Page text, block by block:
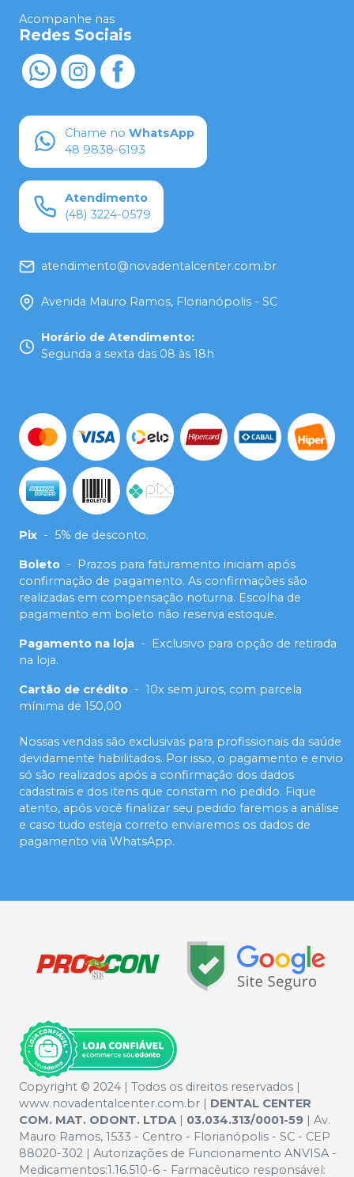
Acompanhe nas
Redes Sociais
Chame no WhatsApp
48 9838-6193
Atendimento
(48) 3224-0579
atendimento@novadentalcenter.com.br
Avenida Mauro Ramos, Florianópolis - SC
Horário de Atendimento:
Segunda a sexta das 08 às 18h
Pix - 5% de desconto.
Boleto -
Prazos para faturamento iniciam após
confirmação de pagamento. As confirmações são
realizadas em compensação noturna. Escolha de
pagamento em boleto não reserva estoque.
Pagamento na loja -
Exclusivo para opção de retirada
na loja.
Cartão de crédito - 10x sem juros, com parcela
mínima de 150,00
Nossas vendas são exclusivas para profissionais da saúde
devidamente habilitados. Por isso, o pagamento e envio
só são realizados após a confirmação dos dados
cadastrais e dos itens que constam no pedido. Fique
atento, após você finalizar seu pedido faremos a análise
e caso tudo esteja correto enviaremos os dados de
pagamento via WhatsApp.
Copyright © 2024 | Todos os direitos reservados |
www.novadentalcenter.com.br | DENTAL CENTER
COM. MAT. ODONT. LTDA | 03.034.313/0001-59 | Av.
Mauro Ramos, 1533 - Centro - Florianópolis - SC - CEP
88020-302 | Autorizações de Funcionamento ANVISA -
Medicamentos:1.16.510-6 - Farmacêutico responsável: